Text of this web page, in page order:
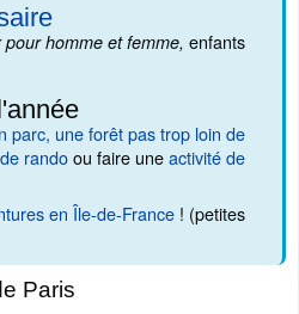
pour homme et femme, enfants
parc, une forêt pas trop loin de
randoou faire uneactivité de
en Île-de-France ! (petites
Paris